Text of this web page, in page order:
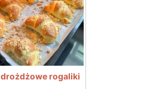
drożdżowe rogaliki